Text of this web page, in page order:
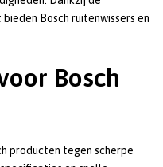
Bosch ruitenwissers en
Bosch
producten tegen scherpe